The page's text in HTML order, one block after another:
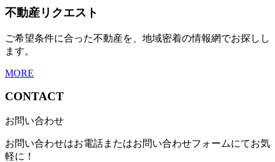
不動産リクエスト
ご希望条件に合った不動産を、地域密着の情報網でお探しし
ます。
MORE
CONTACT
お問い合わせ
お問い合わせはお電話またはお問い合わせフォームにてお気
軽に！